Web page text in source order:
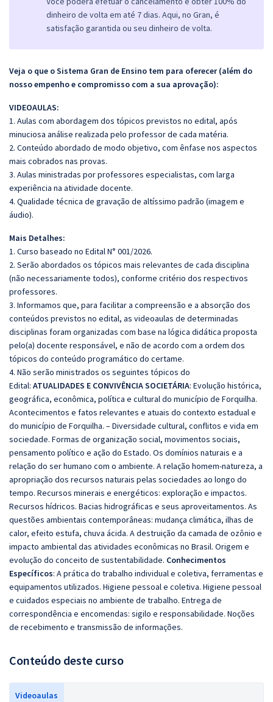
dinheiro de volta em até 7 dias. Aqui, no Gran, é
satisfação garantida ou seu dinheiro de volta.
Veja o que o Sistema Gran de Ensino tem para oferecer (além do
nosso empenho e compromisso com a sua aprovação):
VIDEOAULAS:
1. Aulas com abordagem dos tópicos previstos no edital, após
minuciosa análise realizada pelo professor de cada matéria.
2. Conteúdo abordado de modo objetivo, com ênfase nos aspectos
mais cobrados nas provas.
3. Aulas ministradas por professores especialistas, com larga
experiência na atividade docente.
4. Qualidade técnica de gravação de altíssimo padrão (imagem e
áudio).
Mais Detalhes:
1. Curso baseado no Edital N° 001/2026.
2. Serão abordados os tópicos mais relevantes de cada disciplina
(não necessariamente todos), conforme critério dos respectivos
professores.
3. Informamos que, para facilitar a compreensão e a absorção dos
conteúdos previstos no edital, as videoaulas de determinadas
disciplinas foram organizadas com base na lógica didática proposta
pelo(a) docente responsável, e não de acordo com a ordem dos
tópicos do conteúdo programático do certame.
4. Não serão ministrados os seguintes tópicos do
Edital: ATUALIDADES E CONVIVÊNCIA SOCIETÁRIA: Evolução histórica,
geográfica, econômica, política e cultural do município de Forquilha.
Acontecimentos e fatos relevantes e atuais do contexto estadual e
do município de Forquilha. – Diversidade cultural, conflitos e vida em
sociedade. Formas de organização social, movimentos sociais,
pensamento político e ação do Estado. Os domínios naturais e a
relação do ser humano com o ambiente. A relação homem-natureza, a
apropriação dos recursos naturais pelas sociedades ao longo do
tempo. Recursos minerais e energéticos: exploração e impactos.
Recursos hídricos. Bacias hidrográficas e seus aproveitamentos. As
questões ambientais contemporâneas: mudança climática, ilhas de
calor, efeito estufa, chuva ácida. A destruição da camada de ozônio e
impacto ambiental das atividades econômicas no Brasil. Origem e
evolução do conceito de sustentabilidade. Conhecimentos
Específicos: A prática do trabalho individual e coletiva, ferramentas e
equipamentos utilizados. Higiene pessoal e coletiva. Higiene pessoal
e cuidados especiais no ambiente de trabalho. Entrega de
correspondência e encomendas: sigilo e responsabilidade. Noções
de recebimento e transmissão de informações.
Conteúdo deste curso
Videoaulas